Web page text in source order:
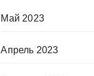
Май 2023
Апрель 2023